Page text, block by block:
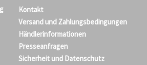
Kontakt
Versand und Zahlungsbedingungen
Händlerinformationen
Presseanfragen
Sicherheit und Datenschutz